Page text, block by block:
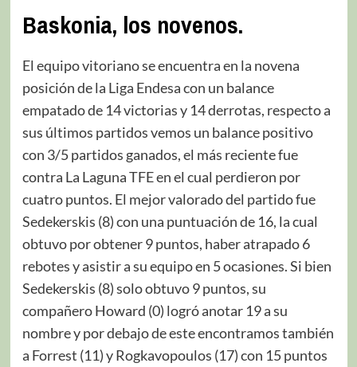
Baskonia, los novenos.
El equipo vitoriano se encuentra en la novena
posición de la Liga Endesa con un balance
empatado de 14 victorias y 14 derrotas, respecto a
sus últimos partidos vemos un balance positivo
con 3/5 partidos ganados, el más reciente fue
contra La Laguna TFE en el cual perdieron por
cuatro puntos. El mejor valorado del partido fue
Sedekerskis (8) con una puntuación de 16, la cual
obtuvo por obtener 9 puntos, haber atrapado 6
rebotes y asistir a su equipo en 5 ocasiones. Si bien
Sedekerskis (8) solo obtuvo 9 puntos, su
compañero Howard (0) logró anotar 19 a su
nombre y por debajo de este encontramos también
a Forrest (11) y Rogkavopoulos (17) con 15 puntos